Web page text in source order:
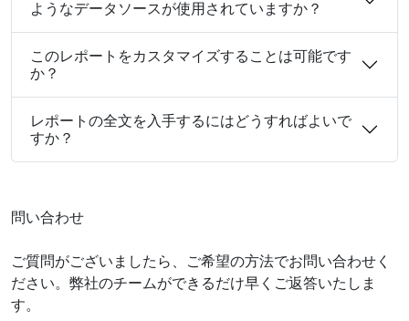
ようなデータソースが使用されていますか？
このレポートをカスタマイズすることは可能です
か？
レポートの全文を入手するにはどうすればよいで
すか？
問い合わせ
ご質問がございましたら、ご希望の方法でお問い合わせく
ださい。弊社のチームができるだけ早くご返答いたしま
す。